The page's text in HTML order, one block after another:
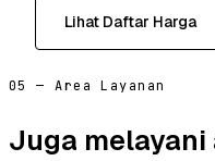
Lihat Daftar Harga
05 — Area Layanan
Juga